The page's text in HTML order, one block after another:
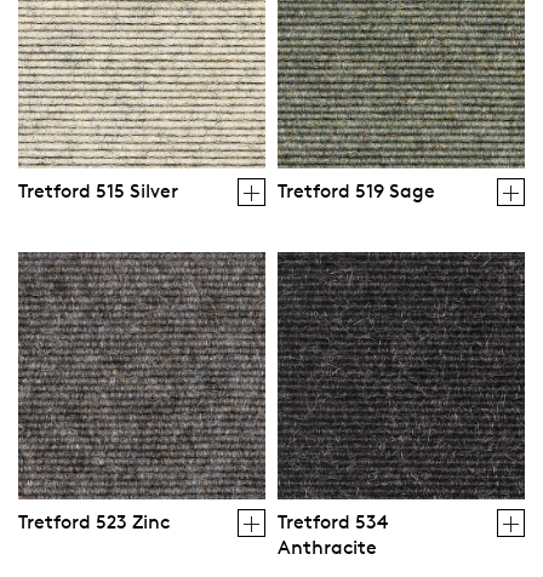
Tretford 515 Silver Tretford 519 Sage
Tretford 523 Zinc
Tretford 534
Anthracite